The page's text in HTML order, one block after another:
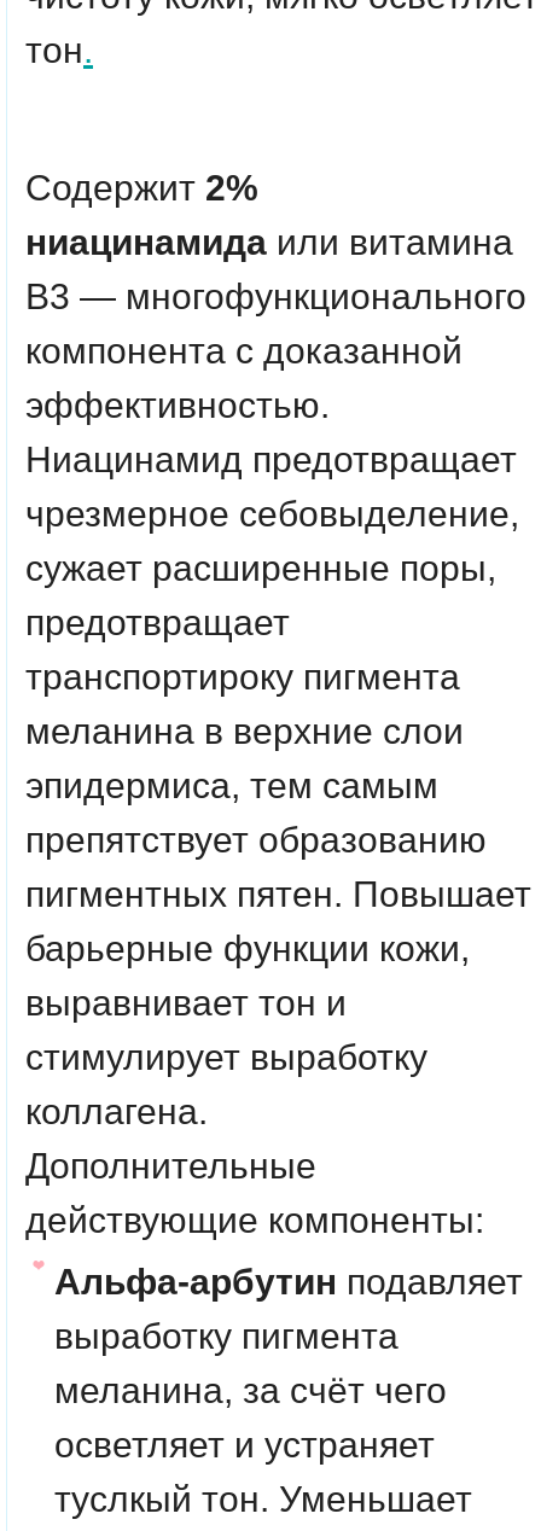
тон.
Содержит 2%
ниацинамида или витамина
B3 — многофункционального
компонента с доказанной
эффективностью.
Ниацинамид предотвращает
чрезмерное себовыделение,
сужает расширенные поры,
предотвращает
транспортироку пигмента
меланина в верхние слои
эпидермиса, тем самым
препятствует образованию
пигментных пятен. Повышает
барьерные функции кожи,
выравнивает тон и
стимулирует выработку
коллагена.
Дополнительные
действующие компоненты:
Альфа-арбутин подавляет
выработку пигмента
меланина, за счёт чего
осветляет и устраняет
туслкый тон. Уменьшает